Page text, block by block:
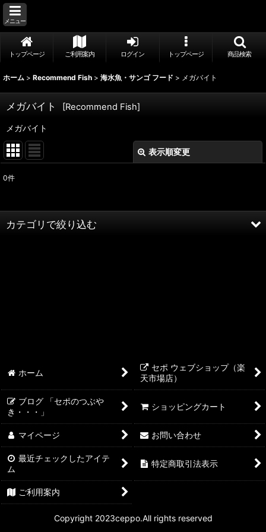
メニュー
トップページ ご利用案内 ログイン トップページ 商品検索
ホーム > Recommend Fish > 海水魚・サンゴ フード > メガバイト
メガバイト [Recommend Fish]
メガバイト
表示順変更
並び順 :
0件
カテゴリで絞り込む
ホーム
セポ ウェブショップ（楽
天市場店）
ブログ 「セポのつぶや
き・・・」
ショッピングカート
マイページ お問い合わせ
最近チェックしたアイテ
ム
特定商取引法表示
ご利用案内
Copyright 2023ceppo.All rights reserved